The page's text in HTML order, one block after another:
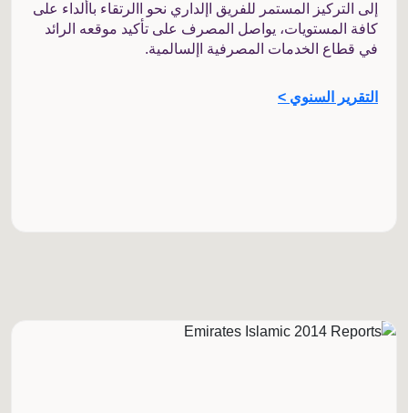
إلى التركيز المستمر للفريق اإلداري نحو االرتقاء باألداء على
كافة المستويات، يواصل المصرف على تأكيد موقعه الرائد
في قطاع الخدمات المصرفية اإلسالمية.
التقرير السنوي >